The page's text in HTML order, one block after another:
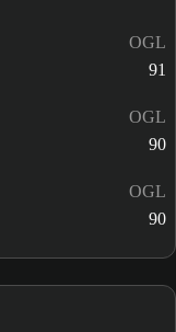
OGL
91
OGL
90
OGL
90